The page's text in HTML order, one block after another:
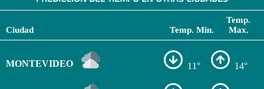
Ciudad Temp. Min.
Temp.
Max.
MONTEVIDEO 11° 14°